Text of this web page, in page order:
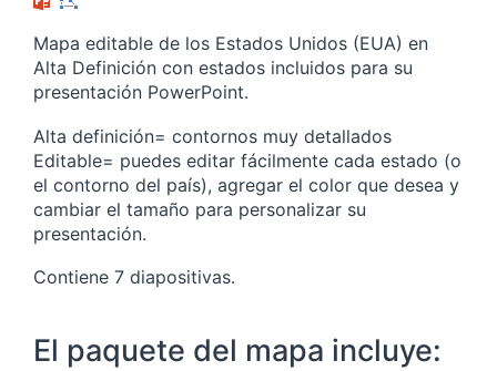
Mapa editable de los Estados Unidos (EUA) en
Alta Definición con estados incluidos para su
presentación PowerPoint.
Alta definición= contornos muy detallados
Editable= puedes editar fácilmente cada estado (o
el contorno del país), agregar el color que desea y
cambiar el tamaño para personalizar su
presentación.
Contiene 7 diapositivas.
El paquete del mapa incluye: